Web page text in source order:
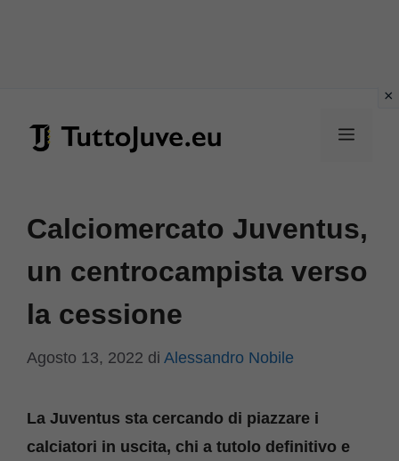
Menu
Calciomercato Juventus,
un centrocampista verso
la cessione
Agosto 13, 2022 di Alessandro Nobile
La Juventus sta cercando di piazzare i
calciatori in uscita, chi a tutolo definitivo e